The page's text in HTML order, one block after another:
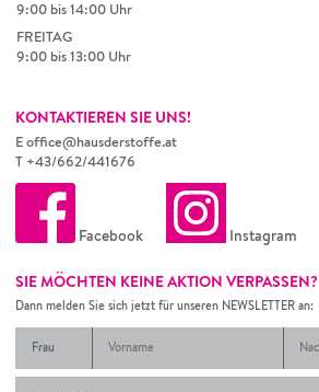
9:00 bis 14:00 Uhr
FREITAG
9:00 bis 13:00 Uhr
KONTAKTIEREN SIE UNS!
Eoffice@hausderstoffe.at
T +43/662/441676
Facebook Instagram
SIE MÖCHTEN KEINE AKTION VERPASSEN?
Dann melden Sie sich jetzt für unseren NEWSLETTER an: